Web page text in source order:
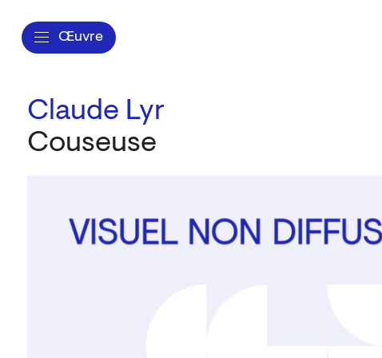
Œuvre
Claude Lyr
Couseuse